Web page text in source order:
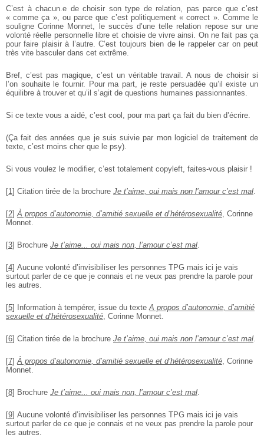
C’est à chacun.e de choisir son type de relation, pas parce que c’est
« comme ça », ou parce que c’est politiquement « correct ». Comme le
souligne Corinne Monnet, le succès d’une telle relation repose sur une
volonté réelle personnelle libre et choisie de vivre ainsi. On ne fait pas ça
pour faire plaisir à l’autre. C’est toujours bien de le rappeler car on peut
très vite basculer dans cet extrême.
Bref, c’est pas magique, c’est un véritable travail. A nous de choisir si
l’on souhaite le fournir. Pour ma part, je reste persuadée qu’il existe un
équilibre à trouver et qu’il s’agit de questions humaines passionnantes.
Si ce texte vous a aidé, c’est cool, pour ma part ça fait du bien d’écrire.
(Ça fait des années que je suis suivie par mon logiciel de traitement de
texte, c’est moins cher que le psy).
Si vous voulez le modifier, c’est totalement copyleft, faites-vous plaisir !
[1] Citation tirée de la brochure Je t’aime, oui mais non l’amour c’est mal.
[2]À propos d’autonomie, d’amitié sexuelle et d’hétérosexualité, Corinne
Monnet.
[3] Brochure Je t’aime... oui mais non, l’amour c’est mal.
[4] Aucune volonté d’invisibiliser les personnes TPG mais ici je vais
surtout parler de ce que je connais et ne veux pas prendre la parole pour
les autres.
[5] Information à tempérer, issue du texteA propos d’autonomie, d’amitié
sexuelle et d’hétérosexualité, Corinne Monnet.
[6] Citation tirée de la brochure Je t’aime, oui mais non l’amour c’est mal.
[7]À propos d’autonomie, d’amitié sexuelle et d’hétérosexualité, Corinne
Monnet.
[8] Brochure Je t’aime... oui mais non, l’amour c’est mal.
[9] Aucune volonté d’invisibiliser les personnes TPG mais ici je vais
surtout parler de ce que je connais et ne veux pas prendre la parole pour
les autres.